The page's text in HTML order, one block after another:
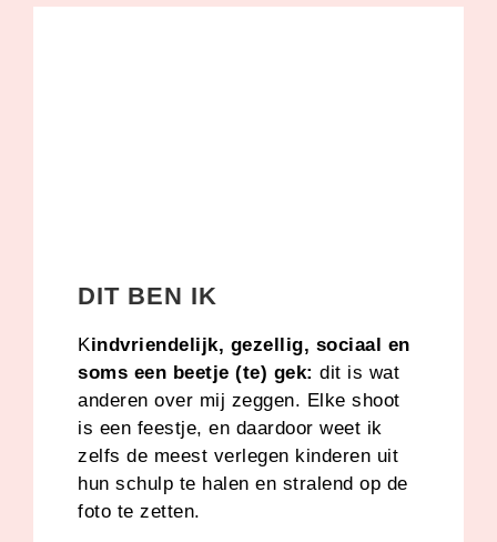
DIT BEN IK
Kindvriendelijk, gezellig, sociaal en
soms een beetje (te) gek: dit is wat
anderen over mij zeggen. Elke shoot
is een feestje, en daardoor weet ik
zelfs de meest verlegen kinderen uit
hun schulp te halen en stralend op de
foto te zetten.